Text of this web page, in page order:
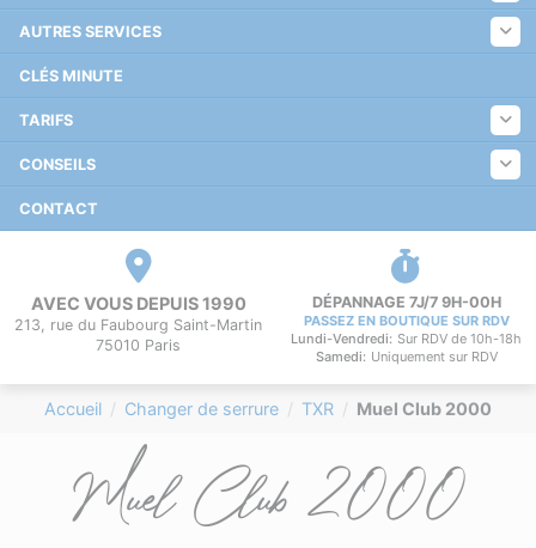
AUTRES SERVICES
CLÉS MINUTE
TARIFS
CONSEILS
CONTACT
AVEC VOUS DEPUIS 1990
213, rue du Faubourg Saint-Martin
75010 Paris
DÉPANNAGE 7J/7 9H-00H
PASSEZ EN BOUTIQUE SUR RDV
Lundi-Vendredi: Sur RDV de 10h-18h
Samedi: Uniquement sur RDV
Accueil Changer de serrure TXR Muel Club 2000
Muel Club 2000